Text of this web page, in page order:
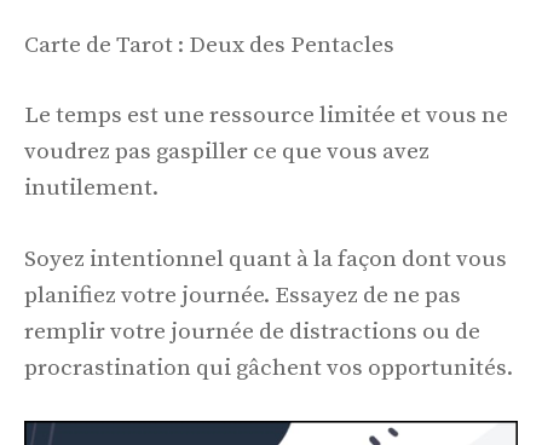
Carte de Tarot : Deux des Pentacles
Le temps est une ressource limitée et vous ne
voudrez pas gaspiller ce que vous avez
inutilement.
Soyez intentionnel quant à la façon dont vous
planifiez votre journée. Essayez de ne pas
remplir votre journée de distractions ou de
procrastination qui gâchent vos opportunités.